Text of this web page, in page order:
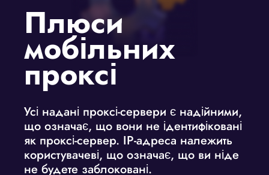
Плюси
мобільних
проксі
Усі надані проксі-сервери є надійними,
що означає, що вони не ідентифіковані
як проксі-сервер. IP-адреса належить
користувачеві, що означає, що ви ніде
не будете заблоковані.